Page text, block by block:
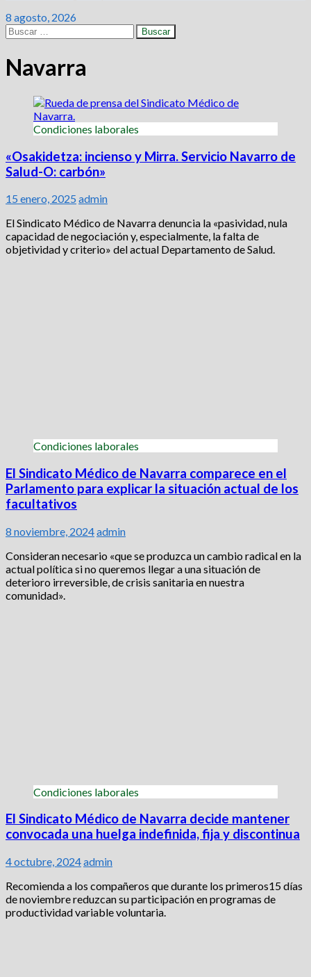
8 agosto, 2026
Buscar:
Navarra
Condiciones laborales
«Osakidetza: incienso y Mirra. Servicio Navarro de
Salud-O: carbón»
15 enero, 2025 admin
El Sindicato Médico de Navarra denuncia la «pasividad, nula
capacidad de negociación y, especialmente, la falta de
objetividad y criterio» del actual Departamento de Salud.
Condiciones laborales
El Sindicato Médico de Navarra comparece en el
Parlamento para explicar la situación actual de los
facultativos
8 noviembre, 2024admin
Consideran necesario «que se produzca un cambio radical en la
actual política si no queremos llegar a una situación de
deterioro irreversible, de crisis sanitaria en nuestra
comunidad».
Condiciones laborales
El Sindicato Médico de Navarra decide mantener
convocada una huelga indefinida, fija y discontinua
4 octubre, 2024admin
Recomienda a los compañeros que durante los primeros15 días
de noviembre reduzcan su participación en programas de
productividad variable voluntaria.